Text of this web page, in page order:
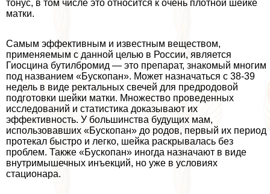
тонус, в том числе это относится к очень плотной шейке
матки.
Самым эффективным и известным веществом,
применяемым с данной целью в России, является
Гиосцина бутилбромид — это препарат, знакомый многим
под названием «Бускопан». Может назначаться с 38-39
недель в виде ректальных свечей для предродовой
подготовки шейки матки. Множество проведенных
исследований и статистика доказывают их
эффективность. У большинства будущих мам,
использовавших «Бускопан» до родов, первый их период
протекал быстро и легко, шейка раскрывалась без
проблем. Также «Бускопан» иногда назначают в виде
внутримышечных инъекций, но уже в условиях
стационара.